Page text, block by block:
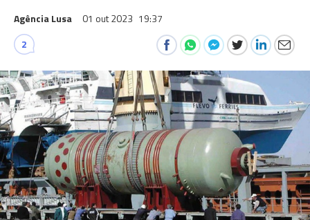
Agência Lusa 01 out 2023 19:37
2